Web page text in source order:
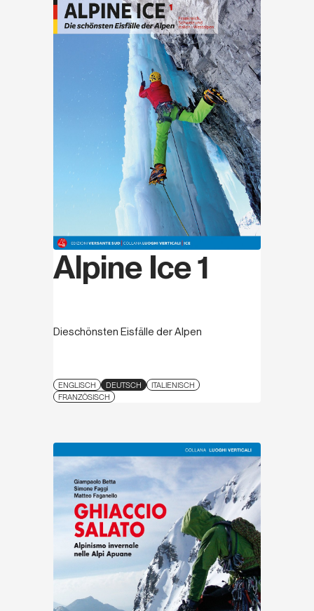
Alpine Ice 1
Dieschönsten Eisfälle der Alpen
ENGLISCH DEUTSCH
ITALIENISCH
FRANZÖSISCH
Entdecken